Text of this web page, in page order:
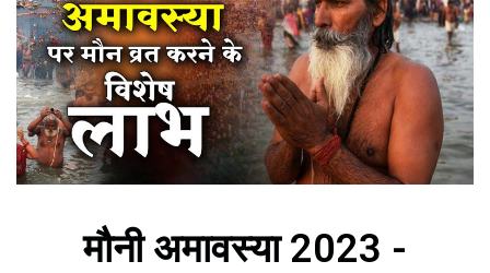
मौनी अमावस्या 2023 -